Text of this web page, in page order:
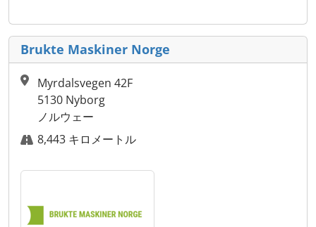
Brukte Maskiner Norge
Myrdalsvegen 42F
5130 Nyborg
ノルウェー
8,443 キロメートル